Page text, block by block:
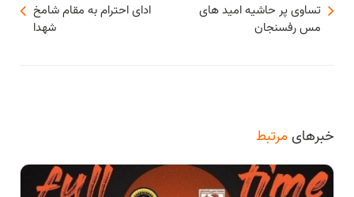
ادای احترام به مقام شامخ
شهدا
تساوی پر حاشیه امید های
مس رفسنجان
خبرهایمرتبط